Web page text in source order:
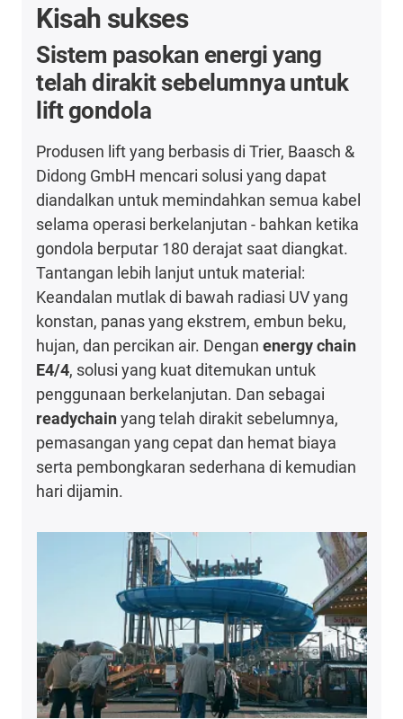
Kisah sukses
Sistem pasokan energi yang
telah dirakit sebelumnya untuk
lift gondola
Produsen lift yang berbasis di Trier, Baasch &
Didong GmbH mencari solusi yang dapat
diandalkan untuk memindahkan semua kabel
selama operasi berkelanjutan - bahkan ketika
gondola berputar 180 derajat saat diangkat.
Tantangan lebih lanjut untuk material:
Keandalan mutlak di bawah radiasi UV yang
konstan, panas yang ekstrem, embun beku,
hujan, dan percikan air. Denganenergy chain
E4/4, solusi yang kuat ditemukan untuk
penggunaan berkelanjutan. Dan sebagai
readychainyang telah dirakit sebelumnya,
pemasangan yang cepat dan hemat biaya
serta pembongkaran sederhana di kemudian
hari dijamin.